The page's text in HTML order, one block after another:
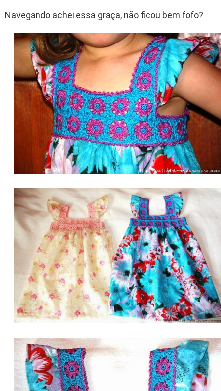
Navegando achei essa graça, não ficou bem fofo?